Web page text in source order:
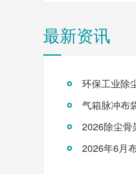
最新资讯
环保工业除
气箱脉冲布
2026除尘骨